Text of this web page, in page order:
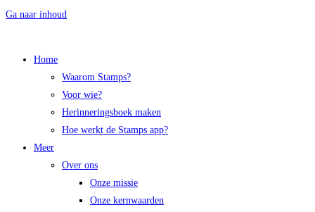
Ga naar inhoud
Home
Waarom Stamps?
Voor wie?
Herinneringsboek maken
Hoe werkt de Stamps app?
Meer
Over ons
Onze missie
Onze kernwaarden